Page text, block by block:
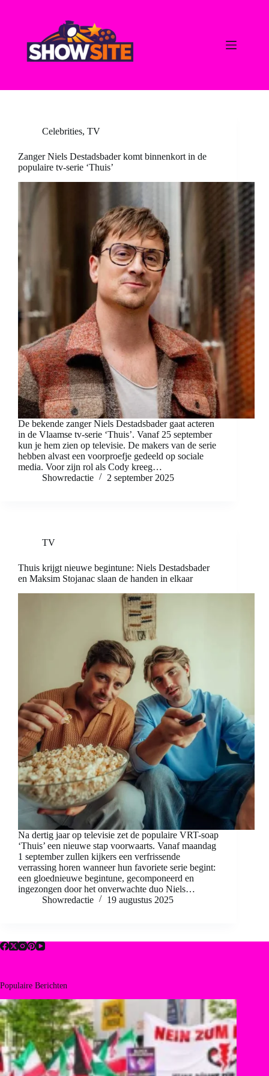
Celebrities, TV
Zanger Niels Destadsbader komt binnenkort in de
populaire tv-serie ‘Thuis’
De bekende zanger Niels Destadsbader gaat acteren
in de Vlaamse tv-serie ‘Thuis’. Vanaf 25 september
kun je hem zien op televisie. De makers van de serie
hebben alvast een voorproefje gedeeld op sociale
media. Voor zijn rol als Cody kreeg…
Showredactie
2 september 2025
TV
Thuis krijgt nieuwe begintune: Niels Destadsbader
en Maksim Stojanac slaan de handen in elkaar
Na dertig jaar op televisie zet de populaire VRT-soap
‘Thuis’ een nieuwe stap voorwaarts. Vanaf maandag
1 september zullen kijkers een verfrissende
verrassing horen wanneer hun favoriete serie begint:
een gloednieuwe begintune, gecomponeerd en
ingezongen door het onverwachte duo Niels…
Showredactie
19 augustus 2025
Populaire Berichten